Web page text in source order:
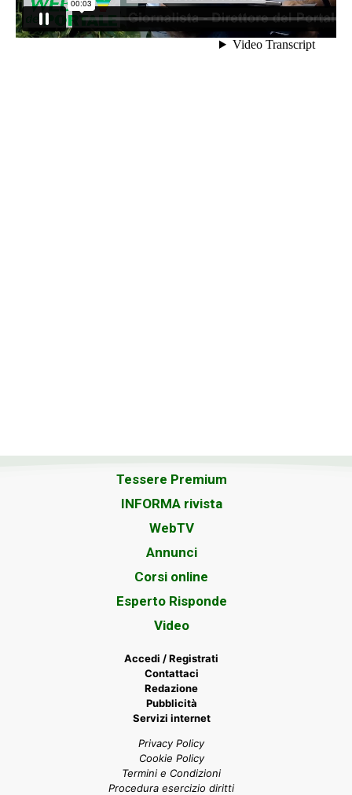
Tessere Premium
INFORMA rivista
WebTV
Annunci
Corsi online
Esperto Risponde
Video
Accedi / Registrati
Contattaci
Redazione
Pubblicità
Servizi internet
Privacy Policy
Cookie Policy
Termini e Condizioni
Procedura esercizio diritti